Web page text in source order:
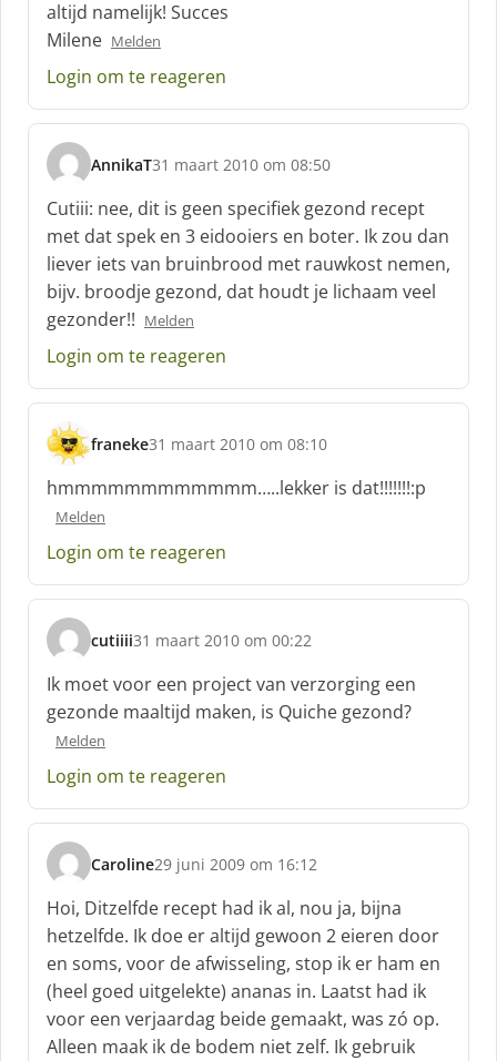
f
:
altijd namelijk! Succes
Milene Melden
Login om te reageren
AnnikaT
s
c
h
r
e
e
f
31 maart 2010 om 08:50
Cutiii: nee, dit is geen specifiek gezond recept
met dat spek en 3 eidooiers en boter. Ik zou dan
liever iets van bruinbrood met rauwkost nemen,
bijv. broodje gezond, dat houdt je lichaam veel
gezonder!! Melden
Login om te reageren
franeke
s
c
h
e
f
31 maart 2010 om 08:10
hmmmmmmmmmmmm…..lekker is dat!!!!!!!:p
Melden
Login om te reageren
cutiiii
s
c
h
r
e
:
31 maart 2010 om 00:22
Ik moet voor een project van verzorging een
gezonde maaltijd maken, is Quiche gezond?
Melden
Login om te reageren
Caroline
s
c
h
r
e
e
f
:
29 juni 2009 om 16:12
Hoi, Ditzelfde recept had ik al, nou ja, bijna
hetzelfde. Ik doe er altijd gewoon 2 eieren door
en soms, voor de afwisseling, stop ik er ham en
(heel goed uitgelekte) ananas in. Laatst had ik
voor een verjaardag beide gemaakt, was zó op.
Alleen maak ik de bodem niet zelf. Ik gebruik